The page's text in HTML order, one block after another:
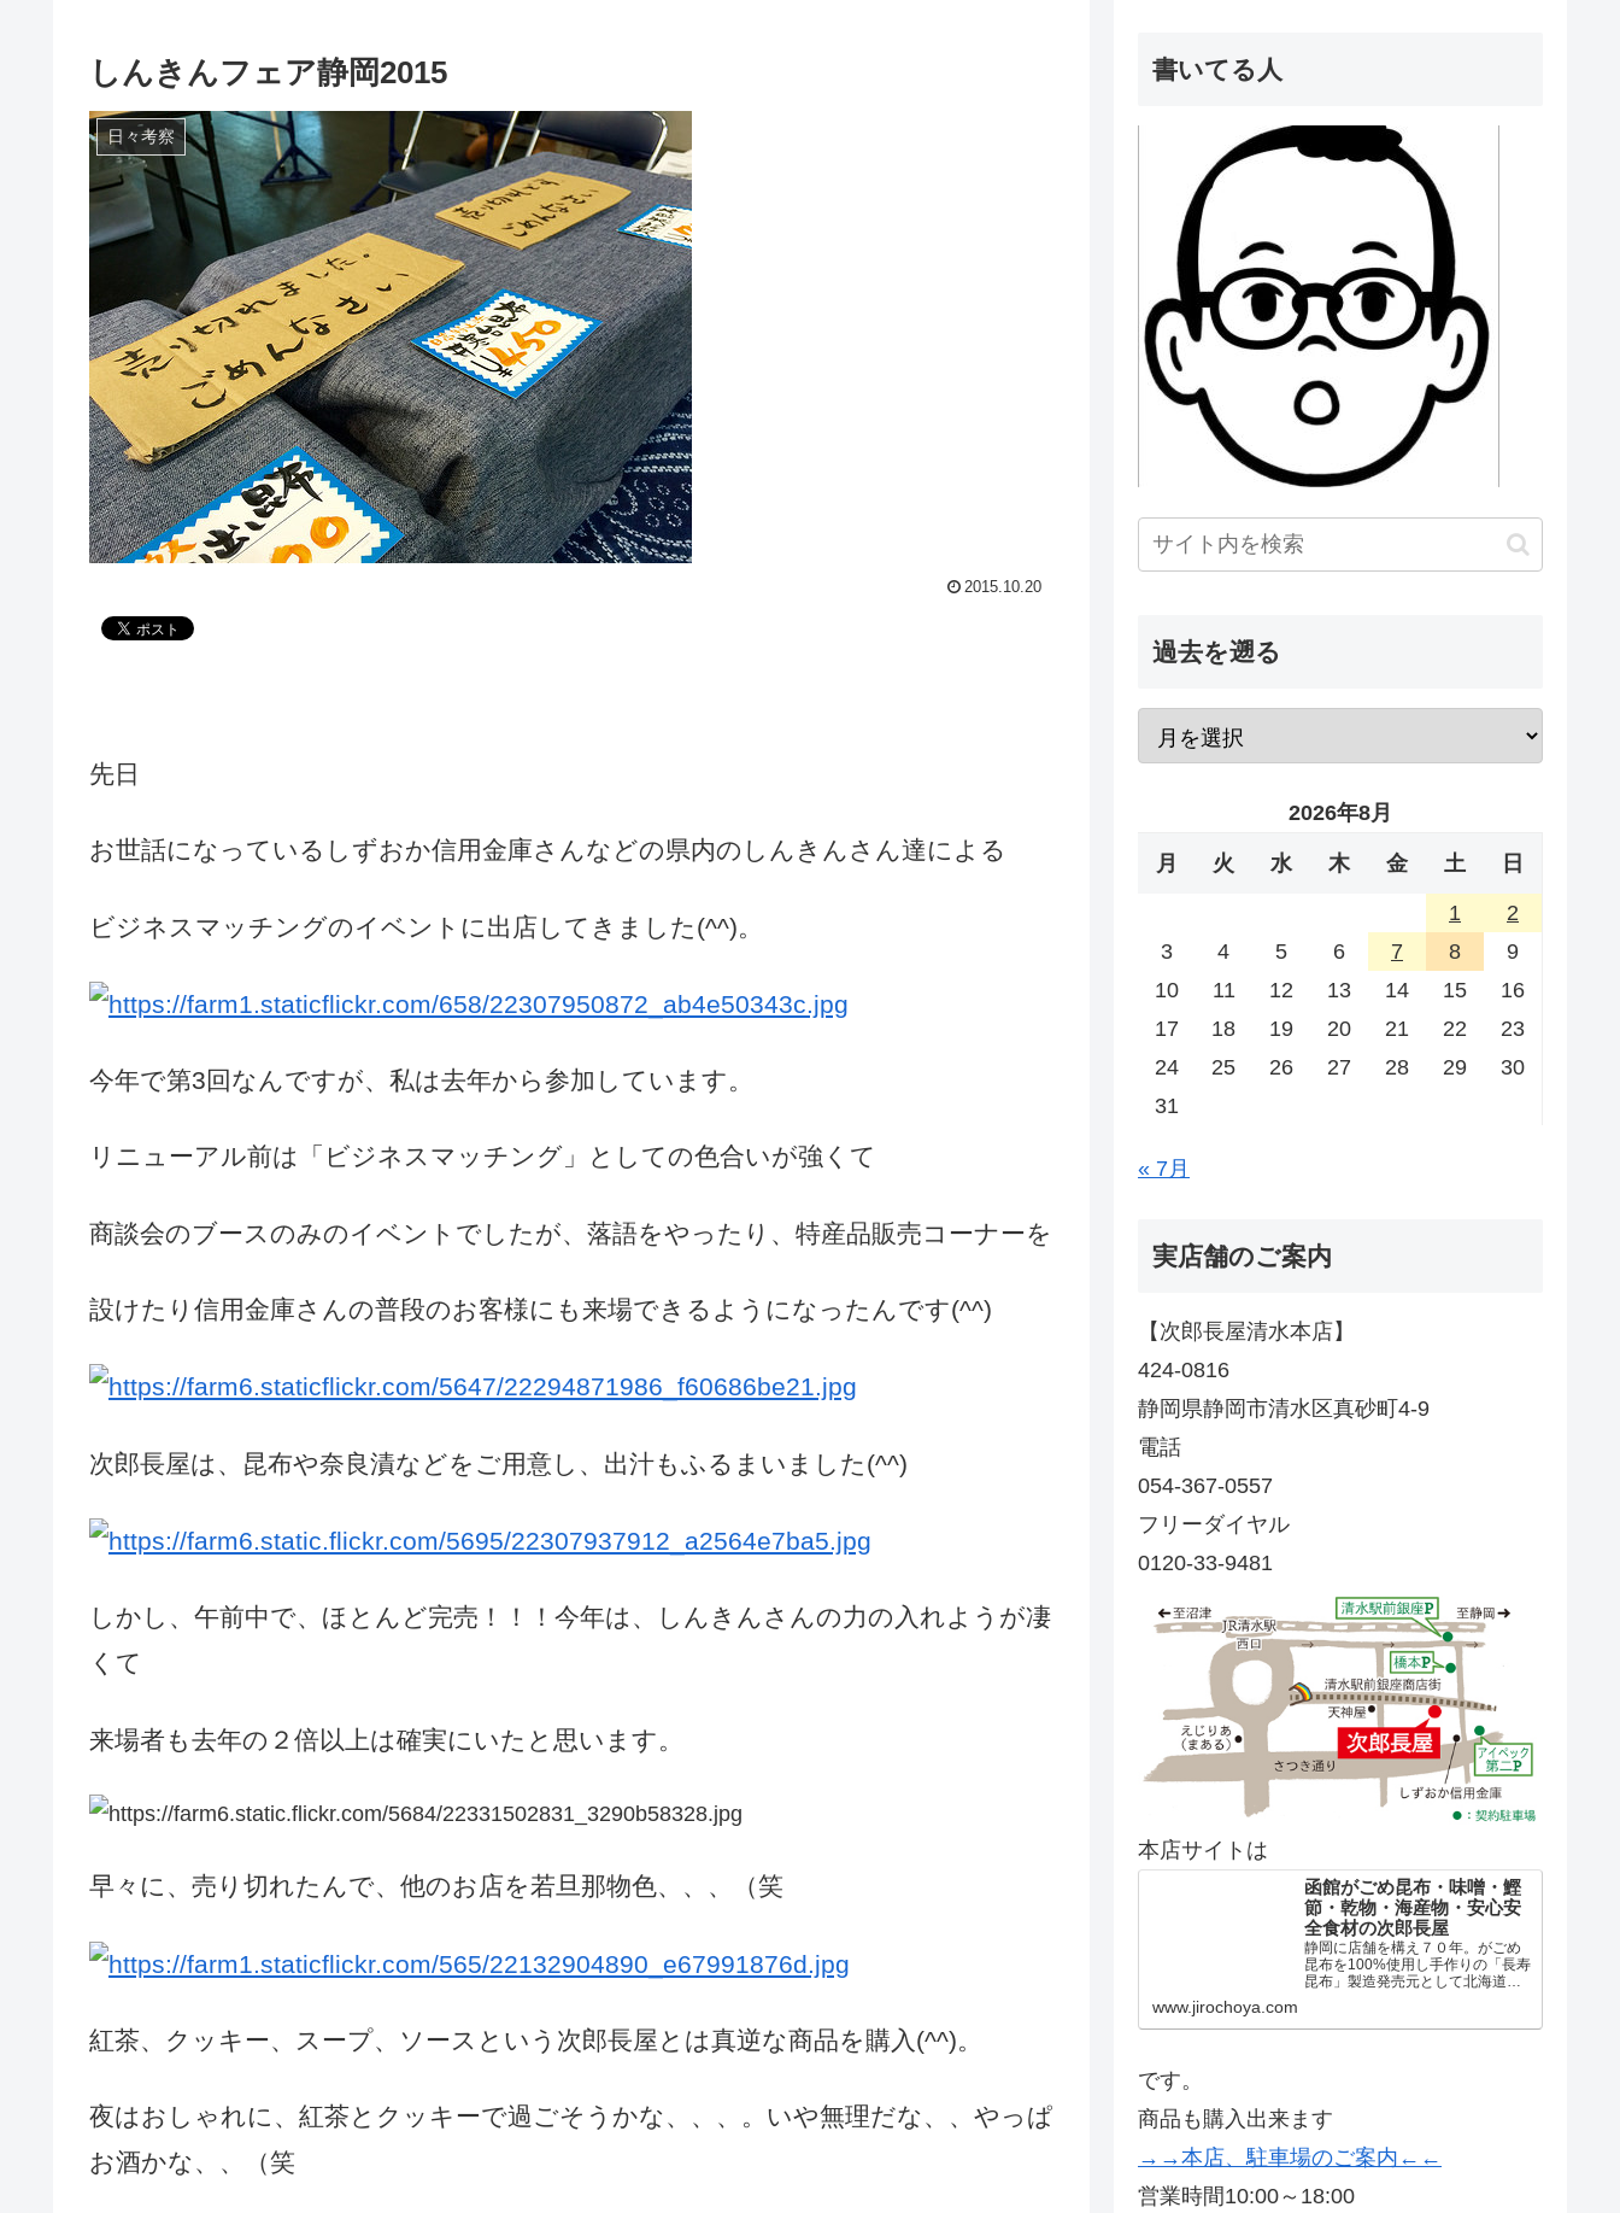
しんきんフェア静岡2015
日々考察
2015.10.20
先日
お世話になっているしずおか信用金庫さんなどの県内のしんきんさん達による
ビジネスマッチングのイベントに出店してきました(^^)。
今年で第3回なんですが、私は去年から参加しています。
リニューアル前は「ビジネスマッチング」としての色合いが強くて
商談会のブースのみのイベントでしたが、落語をやったり、特産品販売コーナーを
設けたり信用金庫さんの普段のお客様にも来場できるようになったんです(^^)
次郎長屋は、昆布や奈良漬などをご用意し、出汁もふるまいました(^^)
しかし、午前中で、ほとんど完売！！！今年は、しんきんさんの力の入れようが凄
くて
来場者も去年の２倍以上は確実にいたと思います。
早々に、売り切れたんで、他のお店を若旦那物色、、、（笑
紅茶、クッキー、スープ、ソースという次郎長屋とは真逆な商品を購入(^^)。
夜はおしゃれに、紅茶とクッキーで過ごそうかな、、、。いや無理だな、、やっぱ
お酒かな、、（笑
書いてる人
過去を遡る
2026年8月
月 火 水 木 金 土 日
1
2
3
4 5 6 7 8
9
10
11 12 13 14 15
16
17
18 19 20 21 22
23
24
25 26 27 28 29
30
31
« 7月
実店舗のご案内
【次郎長屋清水本店】
424-0816
静岡県静岡市清水区真砂町4-9
電話
054-367-0557
フリーダイヤル
0120-33-9481
本店サイトは
函館がごめ昆布・味噌・鰹
節・乾物・海産物・安心安
全食材の次郎長屋
静岡に店舗を構え７０年。がごめ
昆布を100%使用し手作りの「長寿
昆布」製造発売元として北海道の
とより、全国の乾物や美味しいも
www.jirochoya.com
です。
商品も購入出来ます
→→本店、駐車場のご案内←←
営業時間10:00～18:00